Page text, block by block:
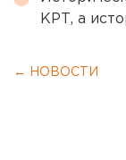
КРТ, а
← НОВОСТИ